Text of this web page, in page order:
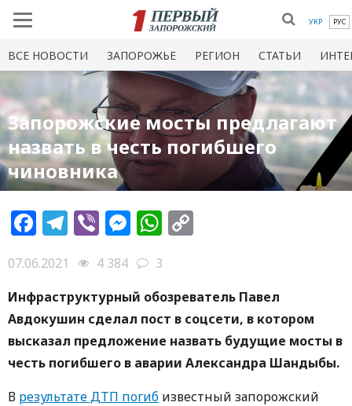
УКР РУС
ВСЕ НОВОСТИ ЗАПОРОЖЬЕ РЕГИОН СТАТЬИ
Запорожские мосты предлагают
назвать в честь погибшего
чиновника
Facebook
Telegram
ViberMessenger
WhatsApp
07.06.2021 4 384
3
Инфраструктурный обозреватель Павел
Авдокушин сделал пост в соцсети, в котором
высказал предложение назвать будущие мосты в
честь погибшего в аварии Александра Шандыбы.
В результате ДТП погиб известный запорожский